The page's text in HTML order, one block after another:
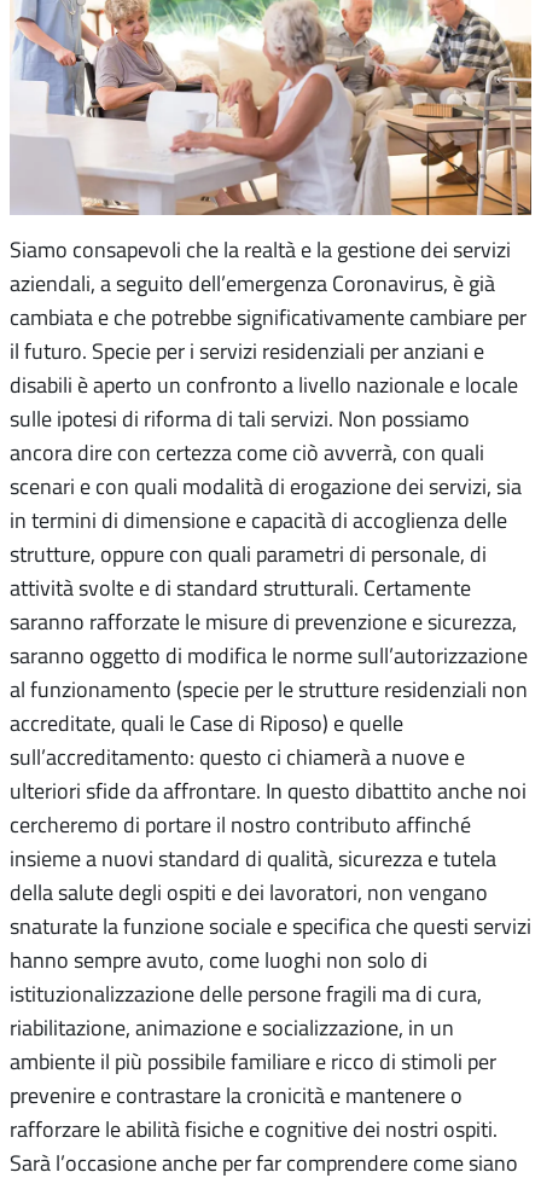
Siamo consapevoli che la realtà e la gestione dei servizi
aziendali, a seguito dell’emergenza Coronavirus, è già
cambiata e che potrebbe significativamente cambiare per
il futuro. Specie per i servizi residenziali per anziani e
disabili è aperto un confronto a livello nazionale e locale
sulle ipotesi di riforma di tali servizi. Non possiamo
ancora dire con certezza come ciò avverrà, con quali
scenari e con quali modalità di erogazione dei servizi, sia
in termini di dimensione e capacità di accoglienza delle
strutture, oppure con quali parametri di personale, di
attività svolte e di standard strutturali. Certamente
saranno rafforzate le misure di prevenzione e sicurezza,
saranno oggetto di modifica le norme sull’autorizzazione
al funzionamento (specie per le strutture residenziali non
accreditate, quali le Case di Riposo) e quelle
sull’accreditamento: questo ci chiamerà a nuove e
ulteriori sfide da affrontare. In questo dibattito anche noi
cercheremo di portare il nostro contributo affinché
insieme a nuovi standard di qualità, sicurezza e tutela
della salute degli ospiti e dei lavoratori, non vengano
snaturate la funzione sociale e specifica che questi servizi
hanno sempre avuto, come luoghi non solo di
istituzionalizzazione delle persone fragili ma di cura,
riabilitazione, animazione e socializzazione, in un
ambiente il più possibile familiare e ricco di stimoli per
prevenire e contrastare la cronicità e mantenere o
rafforzare le abilità fisiche e cognitive dei nostri ospiti.
Sarà l’occasione anche per far comprendere come siano